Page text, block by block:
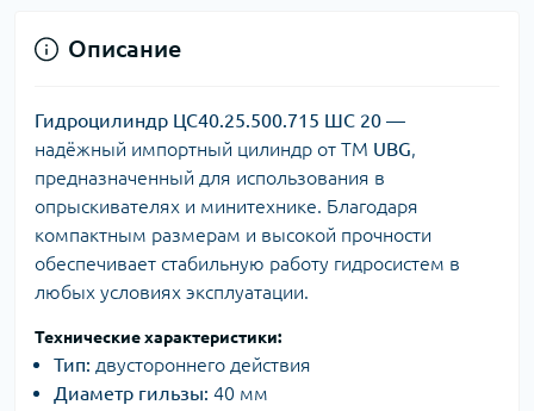
Описание
Гидроцилиндр ЦС40.25.500.715 ШС 20 —
надёжный импортный цилиндр от ТМ UBG,
предназначенный для использования в
опрыскивателях и минитехнике. Благодаря
компактным размерам и высокой прочности
обеспечивает стабильную работу гидросистем в
любых условиях эксплуатации.
Технические характеристики:
Тип: двустороннего действия
Диаметр гильзы: 40 мм